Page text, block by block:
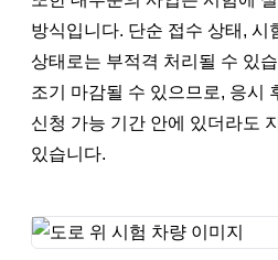
방식입니다. 단순 접수 상태, 시
상태로는 부적격 처리될 수 있
조기 마감될 수 있으므로, 응시
신청 가능 기간 안에 있더라도
있습니다.